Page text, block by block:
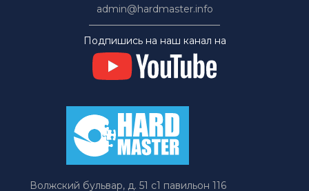
admin@hardmaster.info
Подпишись на наш канал на
Волжский бульвар, д. 51 с1 павильон 116